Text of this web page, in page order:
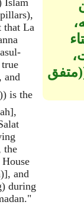
Islam
that La
and
the
and
during